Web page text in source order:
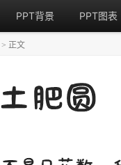
PPT背景 PPT图表
> 正文